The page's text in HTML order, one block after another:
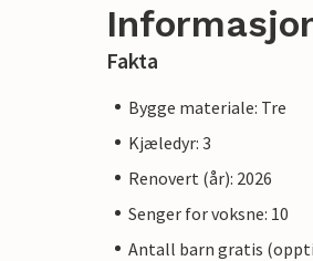
Fakta
Bygge materiale: Tre
Kjæledyr: 3
Renovert (år): 2026
Senger for voksne: 10
Antall barn gratis